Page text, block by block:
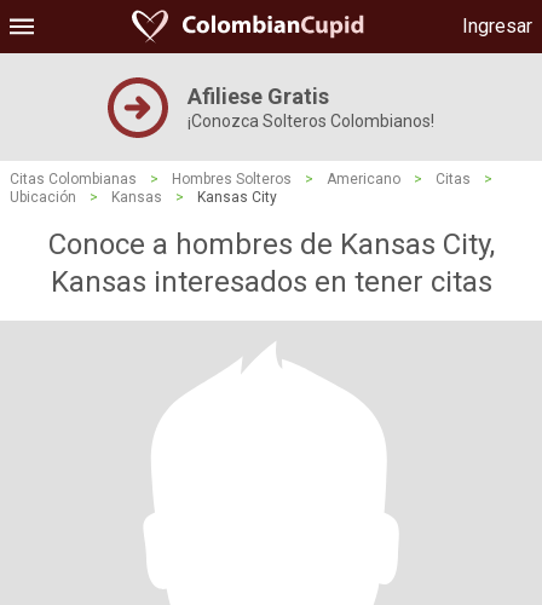
Ingresar
Afiliese Gratis
¡Conozca Solteros Colombianos!
Citas Colombianas > Hombres Solteros > Americano > Citas
>
Ubicación
> Kansas > Kansas City
Conoce a hombres de Kansas City,
Kansas interesados ​​en tener citas